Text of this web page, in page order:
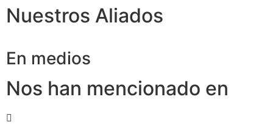
Nuestros Aliados
En medios
Nos han mencionado en